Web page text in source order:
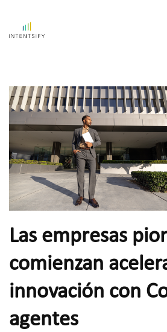
Las empresas
comienzan
innovación con
agentes